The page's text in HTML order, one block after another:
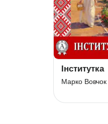
Інститутка
Марко Вовчок